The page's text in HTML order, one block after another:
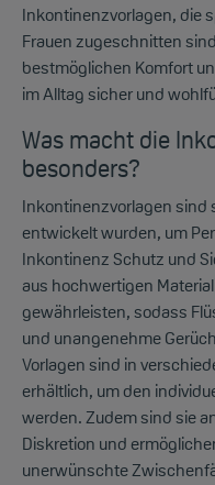
Inkontinenzvorlagen, die
Frauen zugeschnitten
bestmöglichen Komfort
im Alltag sicher und
Was macht die
besonders?
Inkontinenzvorlagen sind
entwickelt wurden, um
Inkontinenz Schutz und
aus hochwertigen
gewährleisten, sodass
und unangenehme
Vorlagen sind in
erhältlich, um den
werden. Zudem sind sie
Diskretion und
unerwünschte